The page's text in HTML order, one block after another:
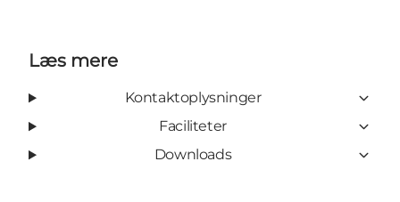
Læs mere
Kontaktoplysninger
Faciliteter
Downloads